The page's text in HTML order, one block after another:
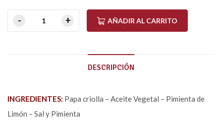
AÑADIR AL CARRITO
DESCRIPCIÓN
INGREDIENTES: Papa criolla – Aceite Vegetal – Pimienta de
Limón – Sal y Pimienta